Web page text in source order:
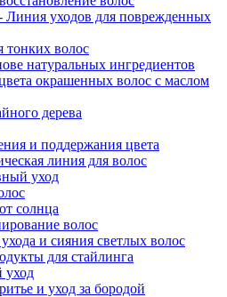
уходов для поврежденных
тонких волос
натуральных ингредиентов
окрашенных волос с маслом
дерева
и поддержания цвета
линия для волос
уход
солнца
волос
и сияния светлых волос
для стайлинга
уход
и уход за бородой